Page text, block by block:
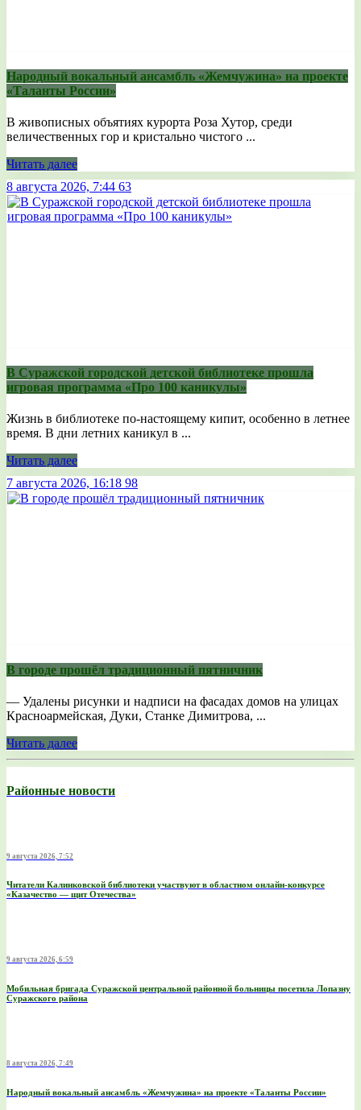
Народный вокальный ансамбль «Жемчужина» на проекте
«Таланты России»
В живописных объятиях курорта Роза Хутор, среди
величественных гор и кристально чистого ...
Читать далее
8 августа 2026, 7:44 63
В Суражской городской детской библиотеке прошла
игровая программа «Про 100 каникулы»
Жизнь в библиотеке по-настоящему кипит, особенно в летнее
время. В дни летних каникул в ...
Читать далее
7 августа 2026, 16:18 98
В городе прошёл традиционный пятничник
— Удалены рисунки и надписи на фасадах домов на улицах
Красноармейская, Дуки, Станке Димитрова, ...
Читать далее
Районные новости
9 августа 2026, 7:52
Читатели Калинковской библиотеки участвуют в областном онлайн-конкурсе
«Казачество — щит Отечества»
9 августа 2026, 6:59
Мобильная бригада Суражской центральной районной больницы посетила Лопазну
Суражского района
8 августа 2026, 7:49
Народный вокальный ансамбль «Жемчужина» на проекте «Таланты России»